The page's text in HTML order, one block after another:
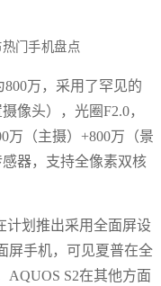
万，采用了罕见的
像头），光圈F2.0，
万（主摄）+800万（景
器，支持全像素双核
计划推出采用全面屏设
屏手机，可见夏普在全
AQUOS S2在其他方面